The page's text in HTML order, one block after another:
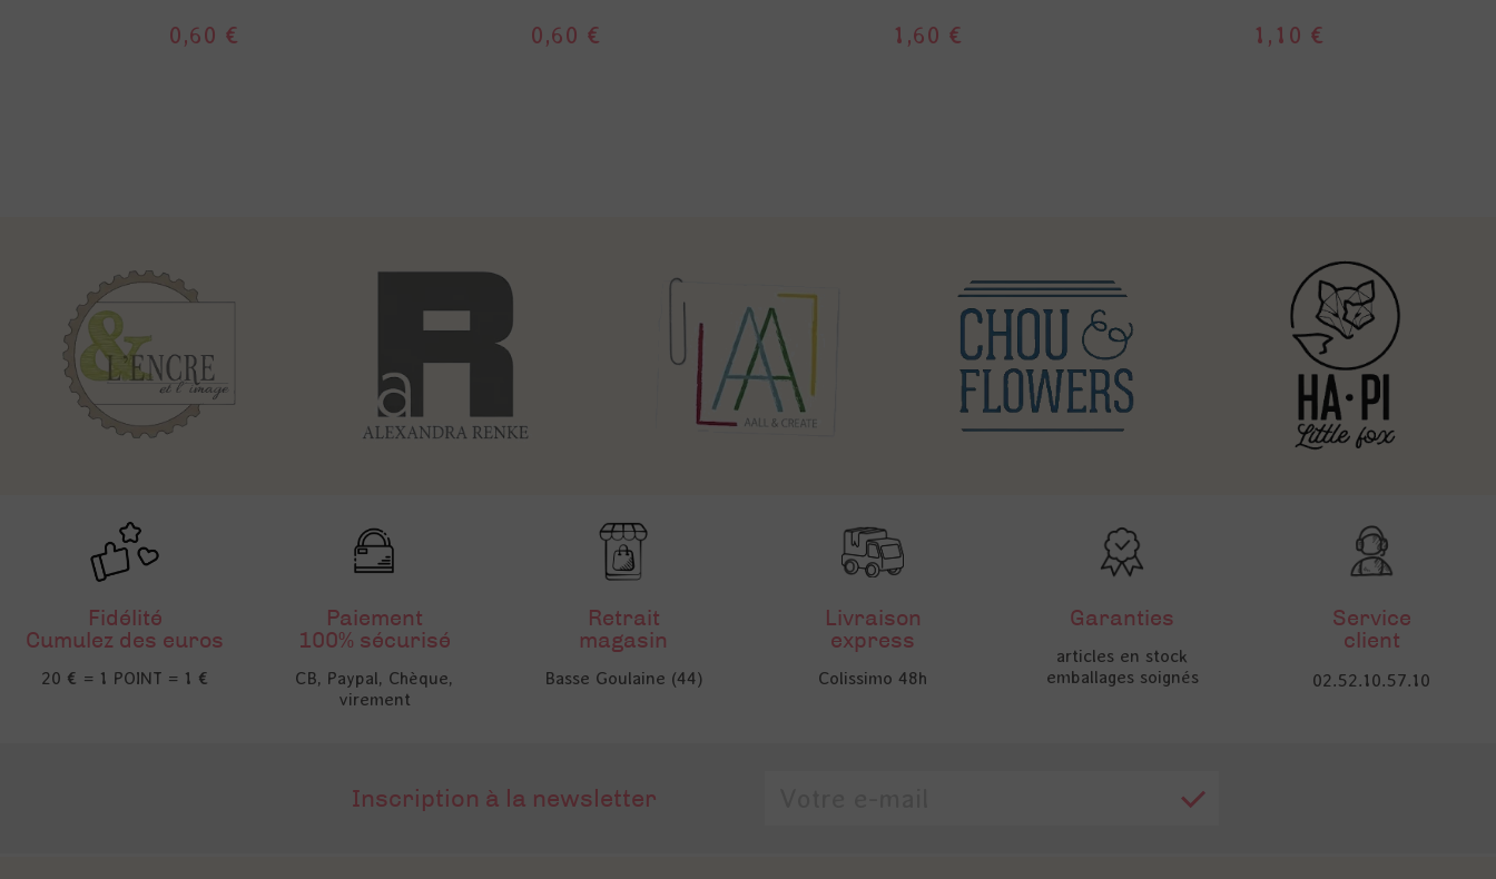
0,60 € 0,60 € 1,60 € 1,10 €
Fidélité
Cumulez des euros
20 € = 1 POINT = 1 €
Paiement
100% sécurisé
CB, Paypal, Chèque,
virement
Retrait
magasin
Basse Goulaine (44)
Livraison
express
Colissimo 48h
Garanties
articles en stock
emballages soignés
Service
client
02.52.10.57.10
Inscription à la newsletter